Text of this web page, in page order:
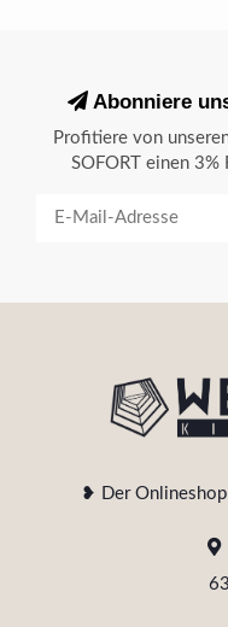
Abonniere
Profitiere von
SOFORT einen 3%
❥ Der